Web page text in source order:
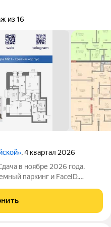
из 16
, 4 квартал 2026
в ноябре 2026 года.
паркинг и FaceID.
из стеклофибробетона и